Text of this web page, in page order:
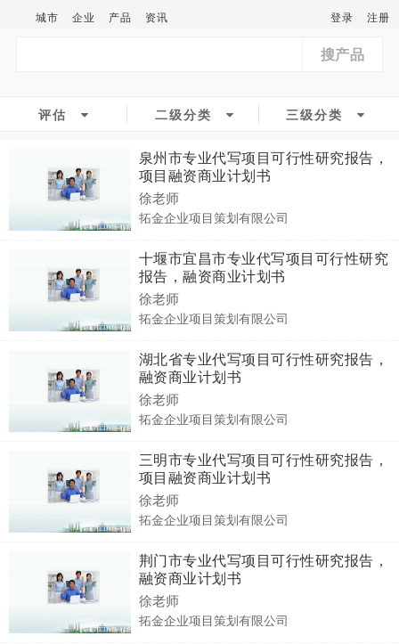
城市 企业 产品 资讯 登录 注册
搜产品
评估 二级分类 三级分类
泉州市专业代写项目可行性研究报告，
项目融资商业计划书
徐老师
拓金企业项目策划有限公司
十堰市宜昌市专业代写项目可行性研究
报告，融资商业计划书
徐老师
拓金企业项目策划有限公司
湖北省专业代写项目可行性研究报告，
融资商业计划书
徐老师
拓金企业项目策划有限公司
三明市专业代写项目可行性研究报告，
项目融资商业计划书
徐老师
拓金企业项目策划有限公司
荆门市专业代写项目可行性研究报告，
融资商业计划书
徐老师
拓金企业项目策划有限公司